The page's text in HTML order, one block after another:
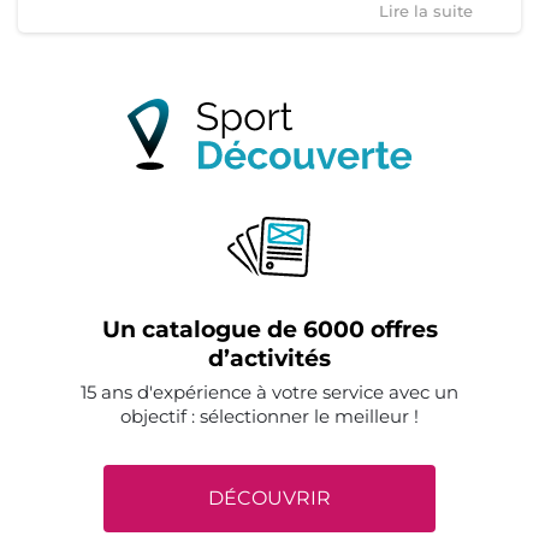
Lire la suite
Un catalogue de 6000 offres
d’activités
15 ans d'expérience à votre service avec un
objectif : sélectionner le meilleur !
DÉCOUVRIR